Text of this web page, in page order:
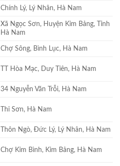
Chính Lý, Lý Nhân, Hà Nam
Xã Ngọc Sơn, Huyện Kim Bảng, Tỉnh
Hà Nam
Chợ Sông, Bình Lục, Hà Nam
TT Hòa Mạc, Duy Tiên, Hà Nam
34 Nguyễn Văn Trỗi, Hà Nam
Thi Sơn, Hà Nam
Thôn Ngò, Đức Lý, Lý Nhân, Hà Nam
Chợ Kim Bình, Kim Bảng, Hà Nam